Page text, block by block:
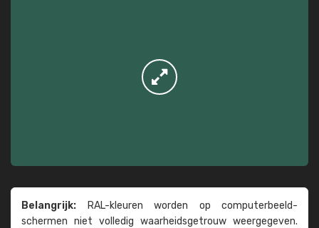
Belangrijk: RAL-kleuren worden op computer­beeld­
schermen niet volledig waarheids­­getrouw weer­gegeven.